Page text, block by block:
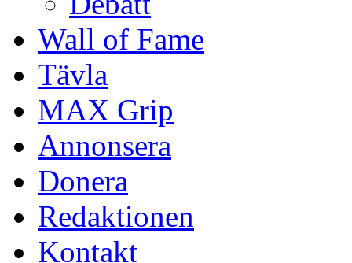
Wall of Fame
Tävla
MAX Grip
Annonsera
Donera
Redaktionen
Kontakt